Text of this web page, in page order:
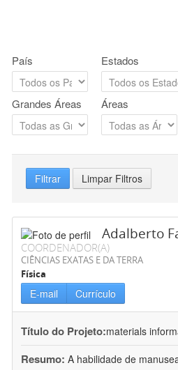
País Estados
Grandes Áreas Áreas
Filtrar Limpar Filtros
Adalberto
COORDENADOR(A)
CIÊNCIAS EXATAS E DA TERRA
Física
E-mail Currículo
Título do Projeto:materials
Resumo: A habilidade de